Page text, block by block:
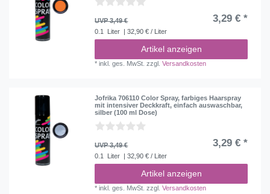
UVP 3,49 € 3,29 € *
0.1 Liter | 32,90 € / Liter
Artikel anzeigen
*inkl. ges. MwSt. zzgl.Versandkosten
Jofrika 706110 Color Spray, farbiges Haarspray
mit intensiver Deckkraft, einfach auswaschbar,
silber (100 ml Dose)
UVP 3,49 € 3,29 € *
0.1 Liter | 32,90 € / Liter
Artikel anzeigen
*inkl. ges. MwSt. zzgl.Versandkosten